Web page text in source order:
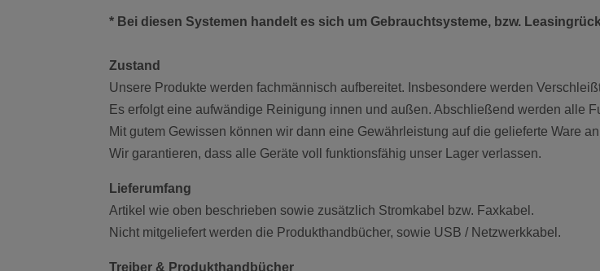
* Bei diesen Systemen handelt es sich um Gebrauchtsysteme, bzw.
Zustand
Unsere Produkte werden fachmännisch aufbereitet. Insbesondere werden
Es erfolgt eine aufwändige Reinigung innen und außen. Abschließend werden alle
Mit gutem Gewissen können wir dann eine Gewährleistung auf die gelieferte Ware
Wir garantieren, dass alle Geräte voll funktionsfähig unser Lager verlassen.
Lieferumfang
Artikel wie oben beschrieben sowie zusätzlich Stromkabel bzw. Faxkabel.
Nicht mitgeliefert werden die Produkthandbücher, sowie USB / Netzwerkkabel .
Treiber & Produkthandbücher